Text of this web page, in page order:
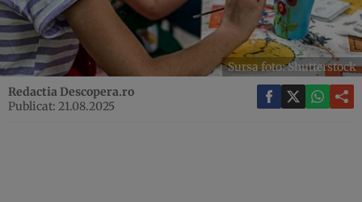
Sursa foto: Shutterstock
Redactia Descopera.ro
Publicat: 21.08.2025